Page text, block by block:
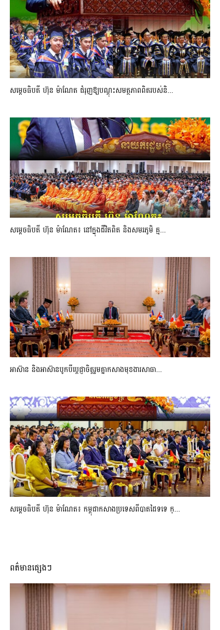
សម្តេចធិបតី ហ៊ុន ម៉ាណែត ជំរុញឱ្យបណ្តុះសមត្ថភាពពិតរបស់និ...
សម្តេចធិបតី ហ៊ុន ម៉ាណែត៖ នៅក្នុងជីវិតពិត និងសមរភូមិ គ្ម...
អាស៊ាន និងអាស៊ានបូកបីប្តេជ្ញាចិត្តរួមគ្នាកសាងមុខងារសាធា...
សម្ដេចធិបតី ហ៊ុន ម៉ាណែត៖ កម្ពុជាកសាងប្រទេសពីបាតដៃទទេ ក្...
ពត៌មានផ្សេងៗ